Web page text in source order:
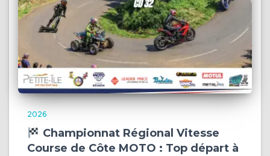
2026
Championnat Régional Vitesse
Course de Côte MOTO : Top départ à